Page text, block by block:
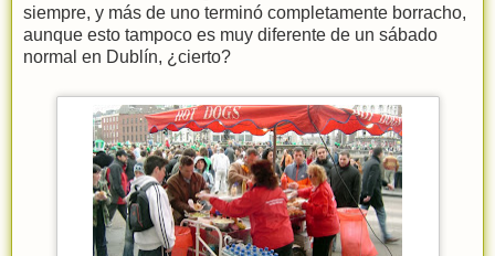
siempre, y más de uno terminó completamente borracho,
aunque esto tampoco es muy diferente de un sábado
normal en Dublín, ¿cierto?